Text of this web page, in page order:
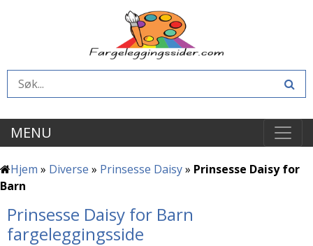
MENU
Hjem » Diverse » Prinsesse Daisy» Prinsesse Daisy for
Barn
Prinsesse Daisy for Barn
fargeleggingsside